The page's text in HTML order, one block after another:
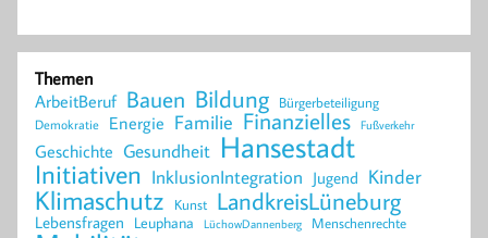
Themen
ArbeitBeruf Bauen Bildung Bürgerbeteiligung
Demokratie Energie Familie Finanzielles Fußverkehr
Geschichte Gesundheit Hansestadt
Initiativen InklusionIntegration Jugend Kinder
Klimaschutz Kunst LandkreisLüneburg
Lebensfragen Leuphana LüchowDannenberg Menschenrechte